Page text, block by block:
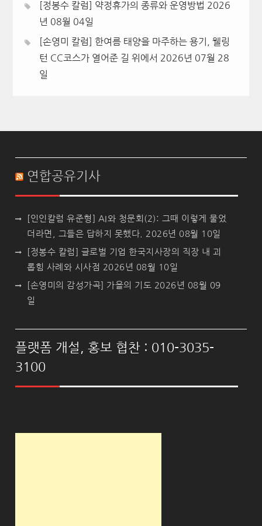
[정봉수 칼럼] 약정휴가의 종류와 운영방법 2026
년 08월 04일
[손영미 칼럼] 한여름 태양을 마주하는 용기, 웰링
턴 CC코스가 열어준 길 위에서 2026년 07월 28
일
연합공유기사
[인인칼럼 유준형] AI와 청문회(2): 그때 이렇게 물었
더라면, 그들은 답하지 못했다.
2026년 08월 10일
[정봉수 칼럼] 글로벌 기업 한국지사장의 직장 내 괴
롭힘 사례와 시사점 2026년 08월 10일
[손영미의 감성가곡] 가을의 기도 2026년 08월 09
일
플랫폼 개설, 홍보 협찬 : 010-3035-
3100